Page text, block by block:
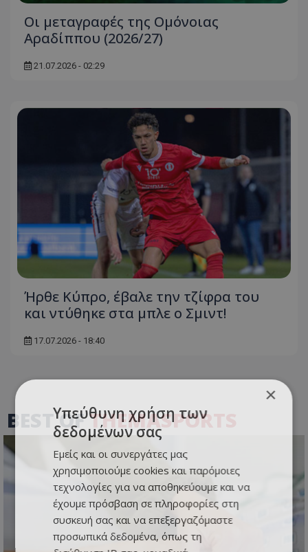
Oι μεταγραφές της Ομόνοιας
Αραδίππου (2026/27)
21.07.2026 - 02:29
Ήρθε Κύπρο, έβαλε την τζίφρα του
και ντύθηκε στα μπλε ο Σμιντ!
17.07.2026 - 18:40
BEST OFTHEMASPORTS
×
Υπεύθυνη χρήση των
δεδομένων σας
Εμείς και οι συνεργάτες μας
χρησιμοποιούμε cookies και παρόμοιες
τεχνολογίες για να αποθηκεύουμε και να
έχουμε πρόσβαση σε πληροφορίες στη
συσκευή σας και να επεξεργαζόμαστε
προσωπικά δεδομένα, όπως τη